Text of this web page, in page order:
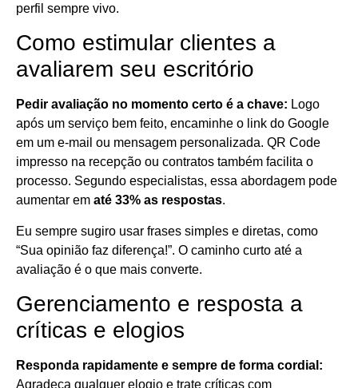
perfil sempre vivo.
Como estimular clientes a
avaliarem seu escritório
Pedir avaliação no momento certo é a chave: Logo
após um serviço bem feito, encaminhe o link do Google
em um e-mail ou mensagem personalizada. QR Code
impresso na recepção ou contratos também facilita o
processo. Segundo especialistas, essa abordagem pode
aumentar em até 33% as respostas.
Eu sempre sugiro usar frases simples e diretas, como
“Sua opinião faz diferença!”. O caminho curto até a
avaliação é o que mais converte.
Gerenciamento e resposta a
críticas e elogios
Responda rapidamente e sempre de forma cordial:
Agradeça qualquer elogio e trate críticas com